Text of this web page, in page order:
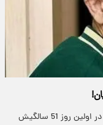
استوری جالب و جدیدی که توسط مهران غفوریان در اولین روز 51 سالگیش